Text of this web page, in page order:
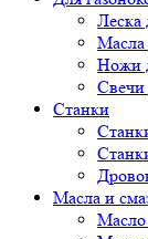
Леска
Масла
Ножи
Свечи
Станки
Масла и
Масло